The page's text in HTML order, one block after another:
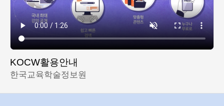
KOCW활용안내
한국교육학술정보원